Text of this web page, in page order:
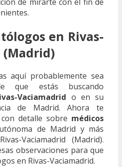
en Rivas-
aquí probablemente sea
estás buscando
Vaciamadrid o en su
de Madrid. Ahora te
detalle sobre médicos
de Madrid y más
Vaciamadrid (Madrid).
observaciones para que
en Rivas-Vaciamadrid.